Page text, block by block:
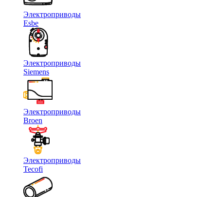
Электроприводы
Esbe
Электроприводы
Siemens
Электроприводы
Broen
Электроприводы
Tecofi